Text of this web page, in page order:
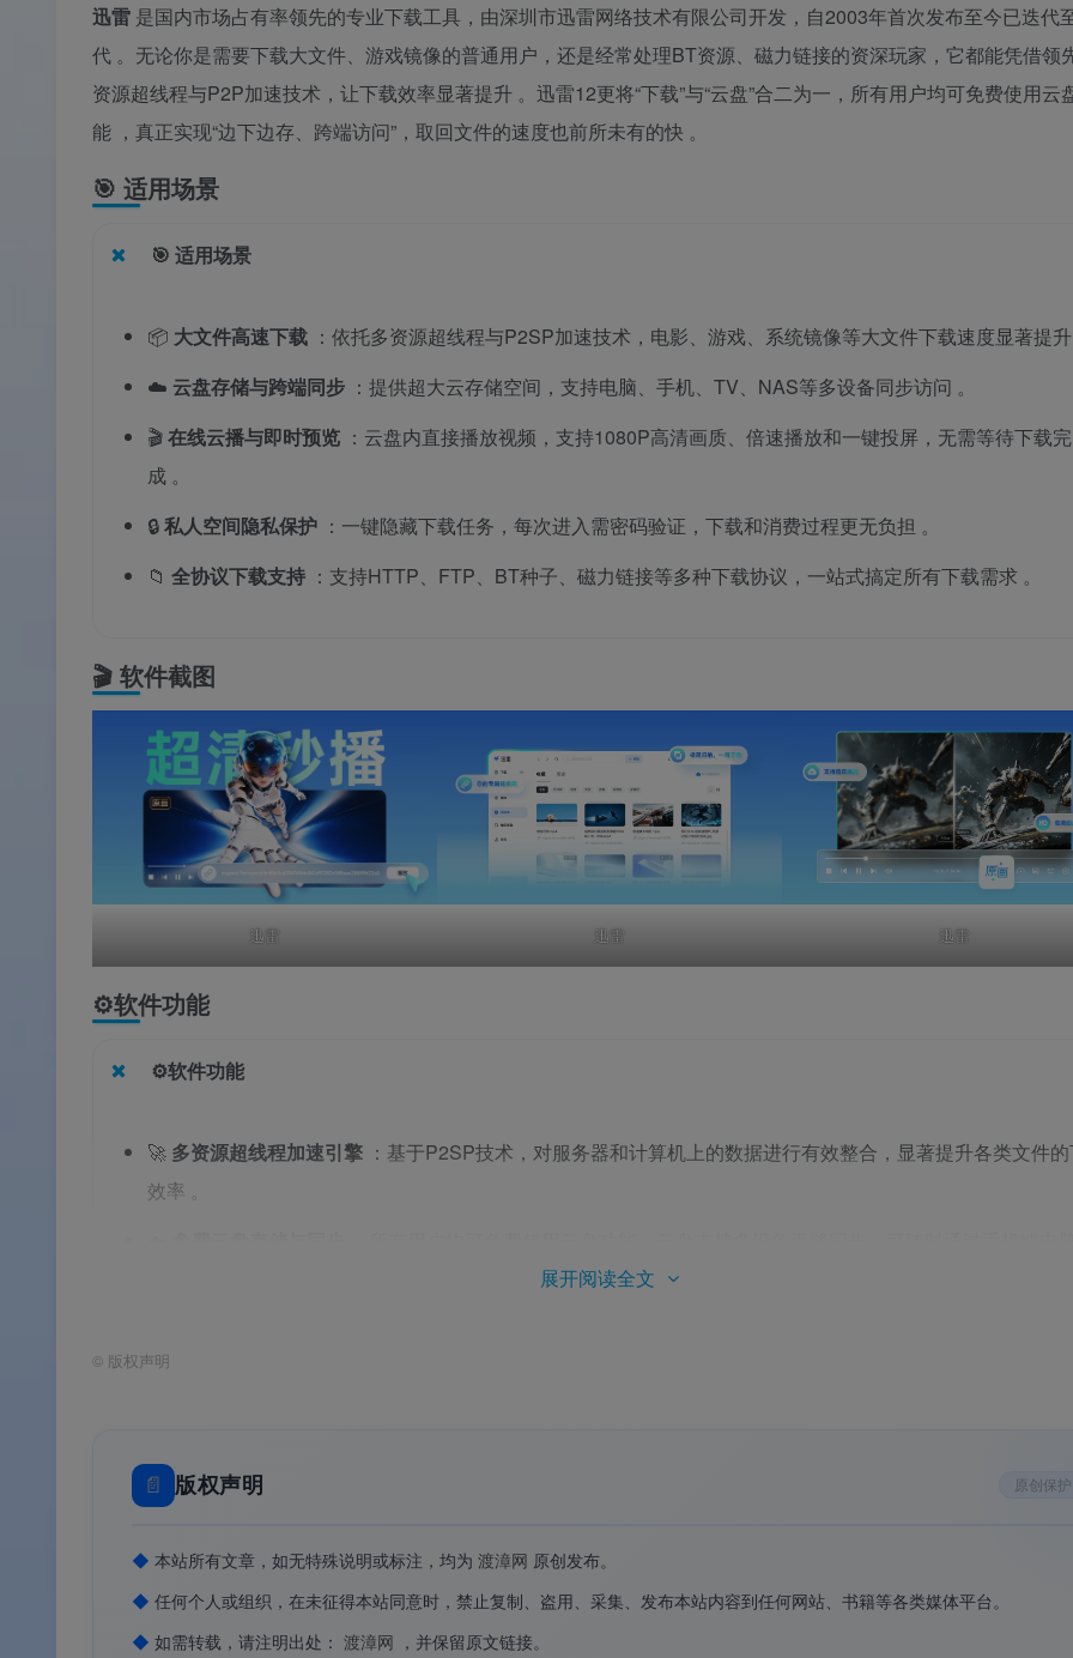
迅雷 是国内市场占有率领先的专业下载工具，由深圳市迅雷网络技术有限公司开发，自2003年首次发布至今已迭代
代 。无论你是需要下载大文件、游戏镜像的普通用户，还是经常处理BT资源、磁力链接的资深玩家，它都能凭借领
资源超线程与P2P加速技术，让下载效率显著提升 。迅雷12更将“下载”与“云盘”合二为一，所有用户均可免费使用云
能 ，真正实现“边下边存、跨端访问”，取回文件的速度也前所未有的快 。
🎯 适用场景
🎯 适用场景
📦 大文件高速下载 ：依托多资源超线程与P2SP加速技术，电影、游戏、系统镜像等大文件下载速度显著提
☁️ 云盘存储与跨端同步 ：提供超大云存储空间，支持电脑、手机、TV、NAS等多设备同步访问 。
🎬在线云播与即时预览 ：云盘内直接播放视频，支持1080P高清画质、倍速播放和一键投屏，无需等待下载完
成 。
🔒私人空间隐私保护 ：一键隐藏下载任务，每次进入需密码验证，下载和消费过程更无负担 。
📁 全协议下载支持 ：支持HTTP、FTP、BT种子、磁力链接等多种下载协议，一站式搞定所有下载需求 。
🎬 软件截图
迅雷 迅雷 迅雷
⚙️软件功能
⚙️软件功能
🚀 多资源超线程加速引擎 ：基于P2SP技术，对服务器和计算机上的数据进行有效整合，显著提升各类文件
效率
🔒私人空间隐私保护
✨软件特色
✨软件特色
展开阅读全文
© 版权声明
📄 版权声明 原创保护
◆ 本站所有文章，如无特殊说明或标注，均为 渡漳网 原创发布。
◆ 任何个人或组织，在未征得本站同意时，禁止复制、盗用、采集、发布本站内容到任何网站、书籍等各类媒体平台。
◆ 如需转载，请注明出处： 渡漳网 ，并保留原文链接。